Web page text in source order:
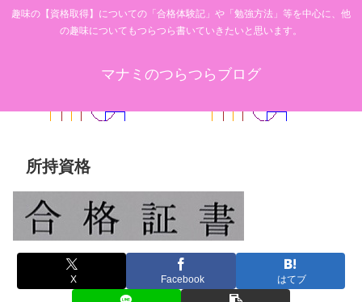
趣味の【資格取得】についての「合格体験記」や「勉強方法」等を中心に、他
の趣味についてもつらつら書いていきたいと思います。
マナミのつらつらブログ
所持資格
X Facebook はてブ